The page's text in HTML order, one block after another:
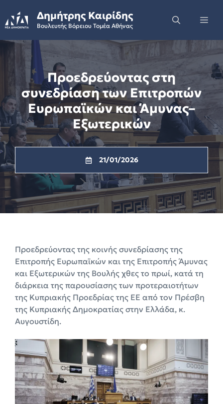
to
content
Δημήτρης Καιρίδης
Βουλευτής Βόρειου Τομέα Αθήνας
Προεδρεύοντας στη
συνεδρίαση των Επιτροπών
Ευρωπαϊκών και Άμυνας–
Εξωτερικών
21/01/2026
Προεδρεύοντας της κοινής συνεδρίασης της
Επιτροπής Ευρωπαϊκών και της Επιτροπής Άμυνας
και Εξωτερικών της Βουλής χθες το πρωί, κατά τη
διάρκεια της παρουσίασης των προτεραιοτήτων
της Κυπριακής Προεδρίας της ΕΕ από τον Πρέσβη
της Κυπριακής Δημοκρατίας στην Ελλάδα, κ.
Αυγουστίδη.